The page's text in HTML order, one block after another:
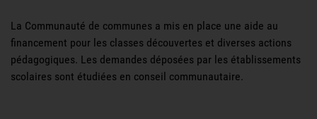
La Communauté de communes a mis en place une aide au
financement pour les classes découvertes et diverses actions
pédagogiques. Les demandes déposées par les établissements
scolaires sont étudiées en conseil communautaire.